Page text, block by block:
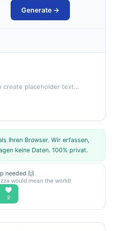
Generate →
create placeholder text…
Ihren Browser. Wir erfassen,
keine Daten. 100% privat.
needed 🙌
would mean the world!